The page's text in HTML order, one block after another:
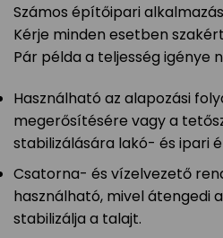
Számos építőipari
Kérje minden esetben
Pár példa a teljesség igénye
Használható az alapozási
megerősítésére vagy a
stabilizálására lakó- és ipari
Csatorna- és vízelvezető
használható, mivel átengedi
stabilizálja a talajt.